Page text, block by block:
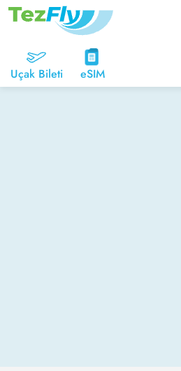
Uçak Bileti eSIM